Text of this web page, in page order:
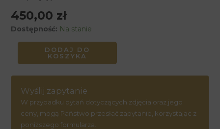
450,00 zł
Dostępność: Na stanie
DODAJ DO
KOSZYKA
Wyślij zapytanie
W przypadku pytań dotyczących zdjęcia oraz jego
ceny, mogą Państwo przesłać zapytanie, korzystając z
poniższego formularza.